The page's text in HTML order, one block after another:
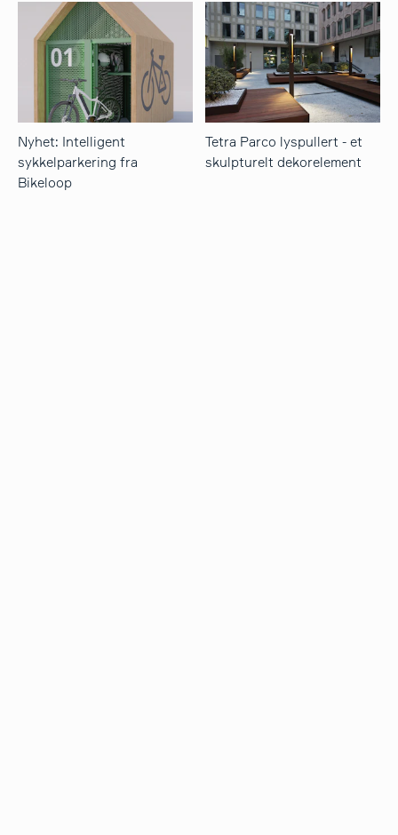
Nyhet: Intelligent
sykkelparkering fra
Bikeloop
Tetra Parco lyspullert - et
skulpturelt dekorelement